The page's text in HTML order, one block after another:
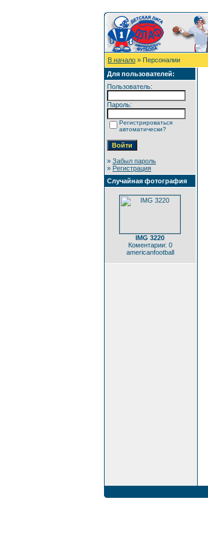
В начало » Персоналии
Для пользователей:
Пользователь:
Пароль:
Регистрироваться
автоматически?
» Забыл пароль
» Регистрация
Случайная фотография
IMG 3220
Коментарии: 0
americanfootball